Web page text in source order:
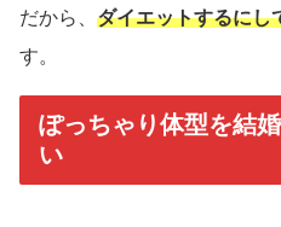
だから、 ダイエットするにし
す。
ぽっちゃり体型を結
い